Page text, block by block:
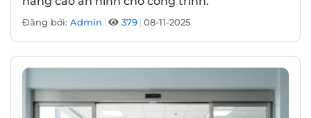
Đăng bởi: Admin 379 08-11-2025